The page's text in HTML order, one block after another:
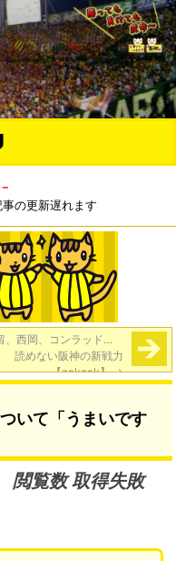
の更新遅れます
、西岡、コンラッド…
読めない阪神の新戦力
【zakzak】→
いて「うまいです
閲覧数 取得失敗